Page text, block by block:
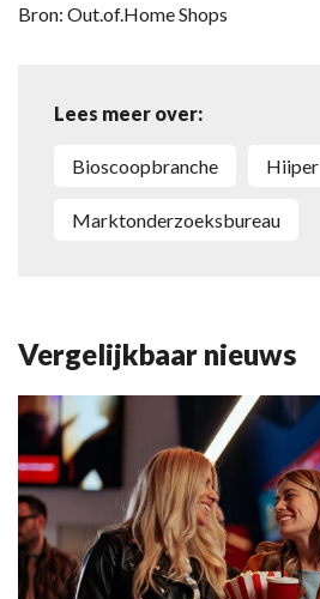
Bron: Out.of.Home Shops
Lees meer over:
Bioscoopbranche Hiiper
Marktonderzoeksbureau
Vergelijkbaar nieuws